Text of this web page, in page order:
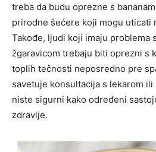
treba da budu oprezne s
prirodne šećere koji mogu uticati
Takođe, ljudi koji imaju problema
žgaravicom trebaju biti oprezni s
toplih tečnosti neposredno pre
savetuje konsultacija s lekarom
niste sigurni kako određeni
zdravlje.